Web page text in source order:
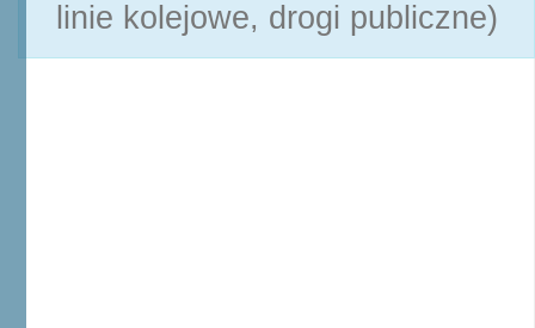
linie kolejowe, drogi publiczne)